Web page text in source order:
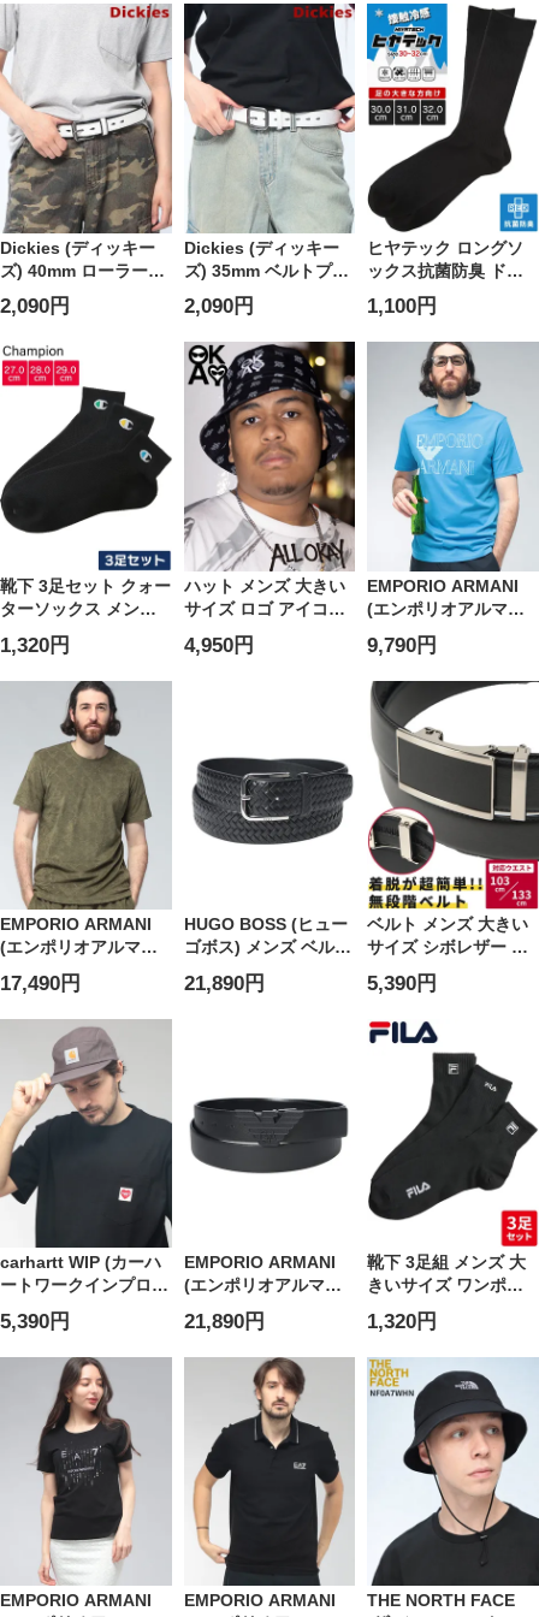
Dickies (ディッキー
ズ) 40mm ローラーバ
ックル ステッチ ベル
ト 無地 合成皮革 ベル
2,090円
Dickies (ディッキー
ズ) 35mm ベルトプレ
ーン 無地 プレーン 合
成皮革 ユニセックス
2,090円
ヒヤテック ロングソ
ックス抗菌防臭 ドラ
イ 30cm-32cm メンズ
大きいサイズ 口ゴム
ゆったり 冷感 ロンフ
レッシュ ロング 靴下
B＆T CLUB ビーアン
ドティークラブ
1,100円
靴下 3足セット クォー
ターソックス メンズ
大きいサイズ ロゴ メ
ッシュ ショート丈 靴
下 Champion チャン
1,320円
ハット メンズ 大きい
サイズ ロゴ アイコン
総柄 プリント ロゴ刺
繍 帽子
4,950円
EMPORIO ARMANI
(エンポリオアルマー
ニ) メンズ Tシャツ 半
袖 ボールドロゴ フロ
ントロゴ プリント ク
ルーネック カットソ
ー
EASEM574AF20434
9,790円
EMPORIO ARMANI
(エンポリオアルマー
ニ) メンズ Tシャツ 半
袖 モノグラム イーグ
ルロゴ モノグラム パ
イル地 クルーネック
カットソー
EASEM692AF20449
17,490円
HUGO BOSS (ヒュー
ゴボス) メンズ ベルト
レザーメッシュ ピン
バックル
21,890円
ベルト メンズ 大きい
サイズ シボレザー 無
段階 アジャスターベ
ルト B＆T CLUB (ビ
ブ)
5,390円
carhartt WIP (カーハ
ートワークインプログ
レス) メンズ キャップ
ワンポイント バーク
レーキャップ
BACKLEY CAP
CARI034853
5,390円
EMPORIO ARMANI
(エンポリオアルマー
ニ) メンズ ベルト リ
バーシブル イーグル
バックル
EAY4S642YQ48K
21,890円
靴下 3足組 メンズ 大
きいサイズ ワンポイ
ントロゴ クォーター
ソックス FILA フィラ
1,320円
EMPORIO ARMANI
EMPORIO ARMANI
THE NORTH FACE